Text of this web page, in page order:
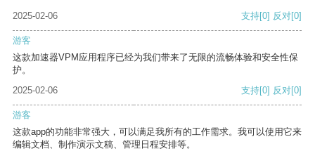
2025-02-06 支持[0] 反对[0]
游客
这款加速器VPM应用程序已经为我们带来了无限的流畅体验和安全性保
护。
2025-02-06
支持[0] 反对[0]
游客
这款app的功能非常强大，可以满足我所有的工作需求。我可以使用它来
编辑文档、制作演示文稿、管理日程安排等。